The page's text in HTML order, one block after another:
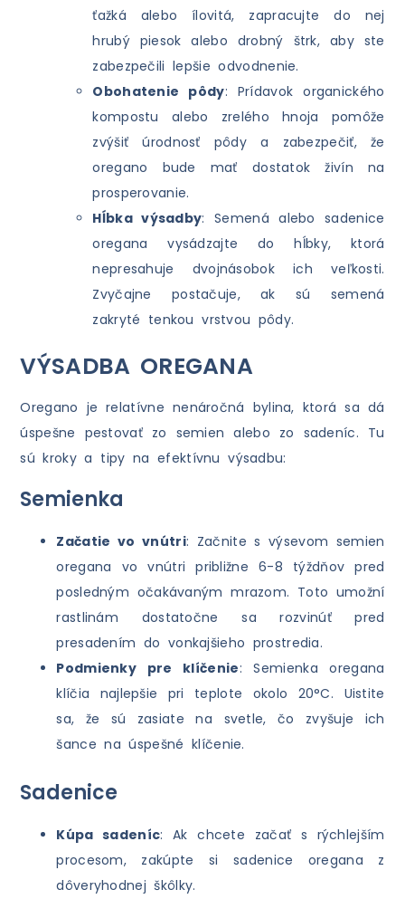
ťažká alebo ílovitá, zapracujte do nej
hrubý piesok alebo drobný štrk, aby ste
zabezpečili lepšie odvodnenie.
Obohatenie pôdy: Prídavok organického
kompostu alebo zrelého hnoja pomôže
zvýšiť úrodnosť pôdy a zabezpečiť, že
oregano bude mať dostatok živín na
prosperovanie.
Hĺbka výsadby: Semená alebo sadenice
oregana vysádzajte do hĺbky, ktorá
nepresahuje dvojnásobok ich veľkosti.
Zvyčajne postačuje, ak sú semená
zakryté tenkou vrstvou pôdy.
VÝSADBA OREGANA
Oregano je relatívne nenáročná bylina, ktorá sa dá
úspešne pestovať zo semien alebo zo sadeníc. Tu
sú kroky a tipy na efektívnu výsadbu:
Semienka
Začatie vo vnútri: Začnite s výsevom semien
oregana vo vnútri približne 6-8 týždňov pred
posledným očakávaným mrazom. Toto umožní
rastlinám dostatočne sa rozvinúť pred
presadením do vonkajšieho prostredia.
Podmienky pre klíčenie: Semienka oregana
klíčia najlepšie pri teplote okolo 20°C. Uistite
sa, že sú zasiate na svetle, čo zvyšuje ich
šance na úspešné klíčenie.
Sadenice
Kúpa sadeníc: Ak chcete začať s rýchlejším
procesom, zakúpte si sadenice oregana z
dôveryhodnej škôlky.